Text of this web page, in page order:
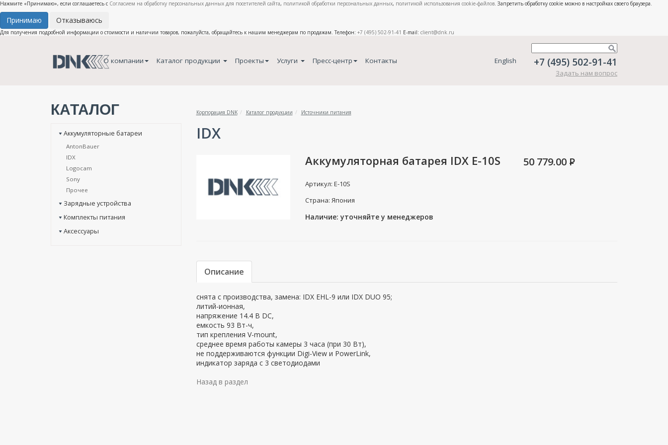
Нажмите «Принимаю», если соглашаетесь с Согласием на обработку персональных данных для посетителей сайта, политикой обработки персональных данных, политикой использования cookie-файлов. Запретить обработку cookie можно в настройках своего браузера.
Принимаю Отказываюсь
Для получения подробной информации о стоимости и наличии товаров, пожалуйста, обращайтесь к нашим менеджерам по продажам. Телефон: +7 (495) 502-91-41 E-mail: client@dnk.ru
О компании Каталог продукции Проекты Услуги Пресс-центр Контакты English +7 (495) 502-91-41
Задать нам вопрос
КАТАЛОГ Корпорация DNK Каталог продукции Источники питания
Аккумуляторные батареи
AntonBauer
IDX
Logocam
Sony
Прочее
Зарядные устройства
Комплекты питания
Аксессуары
IDX
Аккумуляторная батарея IDX E-10S
Артикул: E-10S
Страна: Япония
Наличие: уточняйте у менеджеров
50 779.00 P
Описание
снята с производства, замена: IDX EHL-9 или IDX DUO 95;
литий-ионная,
напряжение 14.4 B DC,
емкость 93 Вт-ч,
тип крепления V-mount,
среднее время работы камеры 3 часа (при 30 Вт),
не поддерживаются функции Digi-View и PowerLink,
индикатор заряда с 3 светодиодами
Назад в раздел